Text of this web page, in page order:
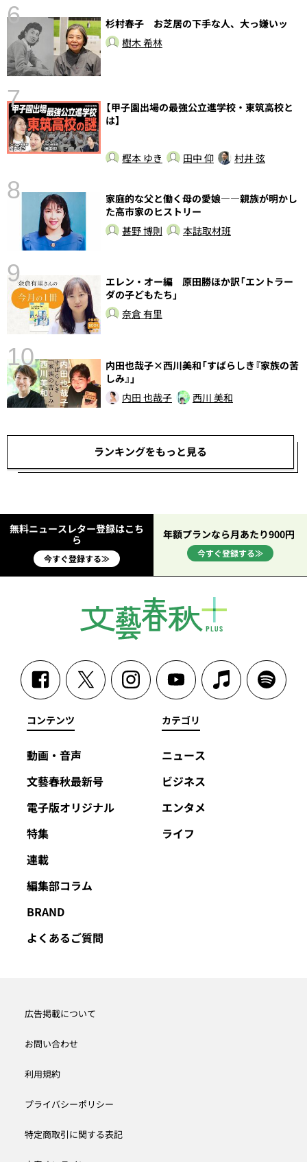
6
杉村春子 お芝居の下手な人、大っ嫌いッ
樹木 希林
7
【甲子園出場の最強公立進学校・東筑高校と
は】
樫本 ゆき 田中 仰 村井 弦
8
家庭的な父と働く母の愛娘――親族が明かし
た高市家のヒストリー
甚野 博則
本誌取材班
9
エレン・オー編 原田勝ほか訳「エントラー
ダの子どもたち」
奈倉 有里
10
内田也哉子×西川美和「すばらしき『家族の苦
しみ』」
内田 也哉子
西川 美和
ランキングをもっと見る
無料ニュースレター登録はこち
ら
今すぐ登録する≫
年額プランなら月あたり900円
今すぐ登録する≫
コンテンツ
動画・音声
文藝春秋最新号
電子版オリジナル
特集
連載
編集部コラム
BRAND
よくあるご質問
カテゴリ
ニュース
ビジネス
エンタメ
ライフ
広告掲載について
お問い合わせ
利用規約
プライバシーポリシー
特定商取引に関する表記